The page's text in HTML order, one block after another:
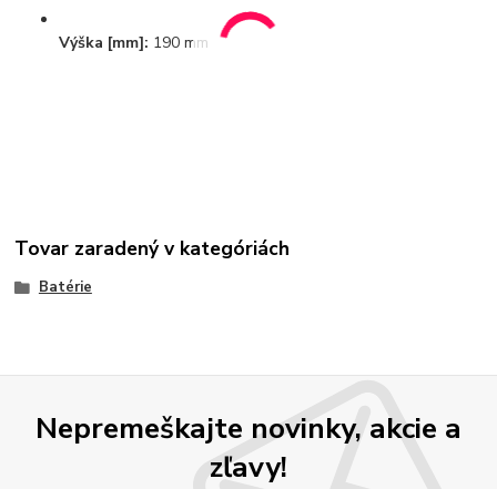
Výška [mm]: 190 mm
Tovar zaradený v kategóriách
Batérie
Nepremeškajte novinky, akcie a
zľavy!